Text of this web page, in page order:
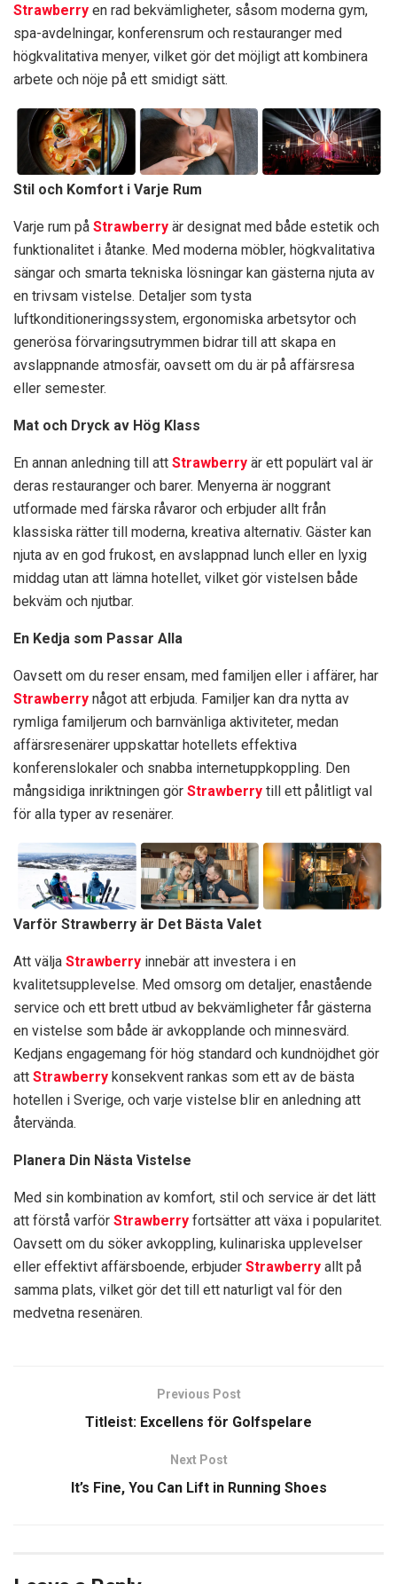
Strawberry en rad bekvämligheter, såsom moderna gym,
spa-avdelningar, konferensrum och restauranger med
högkvalitativa menyer, vilket gör det möjligt att kombinera
arbete och nöje på ett smidigt sätt.
Stil och Komfort i Varje Rum
Varje rum på Strawberry är designat med både estetik och
funktionalitet i åtanke. Med moderna möbler, högkvalitativa
sängar och smarta tekniska lösningar kan gästerna njuta av
en trivsam vistelse. Detaljer som tysta
luftkonditioneringssystem, ergonomiska arbetsytor och
generösa förvaringsutrymmen bidrar till att skapa en
avslappnande atmosfär, oavsett om du är på affärsresa
eller semester.
Mat och Dryck av Hög Klass
En annan anledning till att Strawberry är ett populärt val är
deras restauranger och barer. Menyerna är noggrant
utformade med färska råvaror och erbjuder allt från
klassiska rätter till moderna, kreativa alternativ. Gäster kan
njuta av en god frukost, en avslappnad lunch eller en lyxig
middag utan att lämna hotellet, vilket gör vistelsen både
bekväm och njutbar.
En Kedja som Passar Alla
Oavsett om du reser ensam, med familjen eller i affärer, har
Strawberry något att erbjuda. Familjer kan dra nytta av
rymliga familjerum och barnvänliga aktiviteter, medan
affärsresenärer uppskattar hotellets effektiva
konferenslokaler och snabba internetuppkoppling. Den
mångsidiga inriktningen gör Strawberry till ett pålitligt val
för alla typer av resenärer.
Varför Strawberry är Det Bästa Valet
Att välja Strawberry innebär att investera i en
kvalitetsupplevelse. Med omsorg om detaljer, enastående
service och ett brett utbud av bekvämligheter får gästerna
en vistelse som både är avkopplande och minnesvärd.
Kedjans engagemang för hög standard och kundnöjdhet gör
att Strawberry konsekvent rankas som ett av de bästa
hotellen i Sverige, och varje vistelse blir en anledning att
återvända.
Planera Din Nästa Vistelse
Med sin kombination av komfort, stil och service är det lätt
att förstå varför Strawberry fortsätter att växa i popularitet.
Oavsett om du söker avkoppling, kulinariska upplevelser
eller effektivt affärsboende, erbjuder Strawberry allt på
samma plats, vilket gör det till ett naturligt val för den
medvetna resenären.
Previous Post
Titleist: Excellens för Golfspelare
Next Post
It’s Fine, You Can Lift in Running Shoes